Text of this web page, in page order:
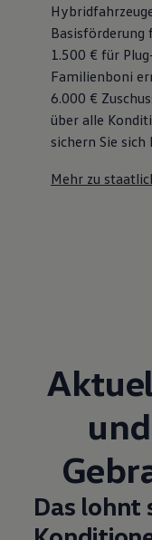
Basisförderung
1.500 € für
Familienboni
6.000 €
über alle
sichern Sie
Mehr zu
Das lohnt